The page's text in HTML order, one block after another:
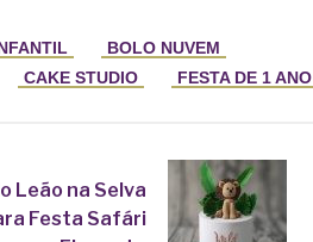
BOLO NUVEM
CAKE STUDIO
FESTA DE 1 ANO
Leão na Selva
Festa Safári